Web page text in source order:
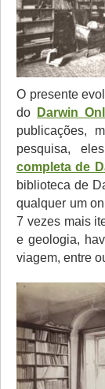
O presente
do Darwin
publicações,
pesquisa,
completa de
biblioteca de
qualquer um
7 vezes mais
e geologia,
viagem, entre